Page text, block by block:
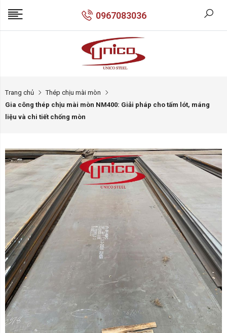
0967083036
Trang chủ
Thép chịu mài mòn
Gia công thép chịu mài mòn NM400: Giải pháp cho tấm lót, máng
liệu và chi tiết chống mòn